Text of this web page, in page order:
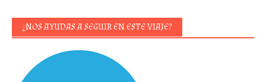
¿NOS AYUDAS A SEGUIR EN ESTE VIAJE?